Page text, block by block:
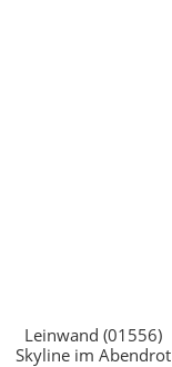
Leinwand (01556)
Skyline im Abendrot